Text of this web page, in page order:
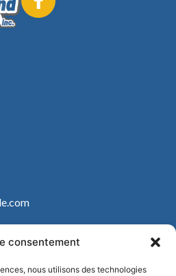
consentement
nous utilisons des technologies